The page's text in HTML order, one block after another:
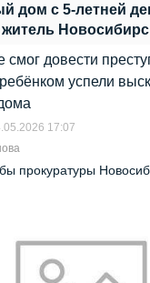
дом с 5-летней
смог довести
успели
17:07
прокуратуры